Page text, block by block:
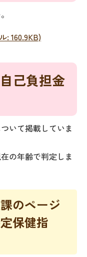
: 160.9KB)
己負担金
いて掲載していま
の年齢で判定しま
のページ
保健指